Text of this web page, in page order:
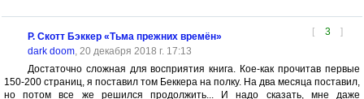
[ 3 ]
Р. Скотт Бэккер «Тьма прежних времён»
dark doom, 20 декабря 2018 г. 17:13
Достаточно сложная для восприятия книга. Кое-как прочитав первые
150-200 страниц, я поставил том Беккера на полку. На два месяца поставил,
но потом все же решился продолжить... И надо сказать, мне даже